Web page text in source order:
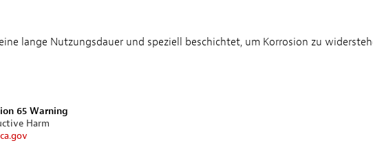
lange Nutzungsdauer und speziell beschichtet, um Korrosion zu
65 Warning
Harm